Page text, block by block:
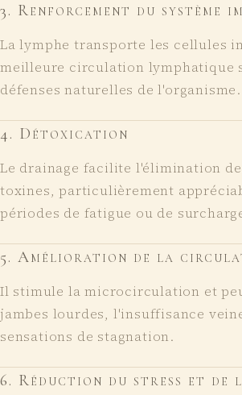
3. Renforcement du système
La lymphe transporte les cellules
meilleure circulation lymphatique
défenses naturelles de l'organisme.
4. Détoxication
Le drainage facilite l'élimination
toxines, particulièrement
périodes de fatigue ou de
5. Amélioration de la
Il stimule la microcirculation et
jambes lourdes, l'insuffisance
sensations de stagnation.
6. Réduction du stress et de